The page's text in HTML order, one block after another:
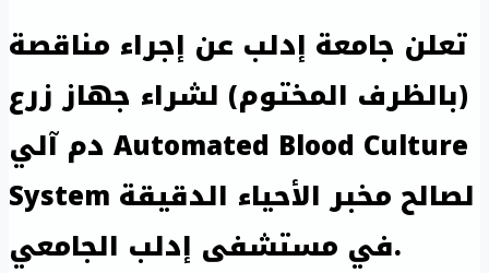
تعلن جامعة إدلب عن إجراء مناقصة
(بالظرف المختوم) لشراء جهاز زرع
دم آلي Automated Blood Culture
System لصالح مخبر الأحياء الدقيقة
في مستشفى إدلب الجامعي.